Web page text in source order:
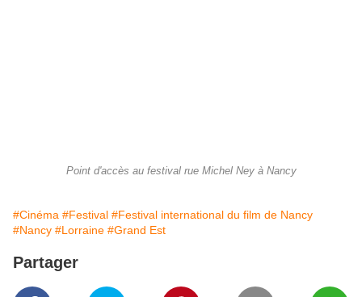
Point d'accès au festival rue Michel Ney à Nancy
#Cinéma #Festival #Festival international du film de Nancy
#Nancy #Lorraine #Grand Est
Partager